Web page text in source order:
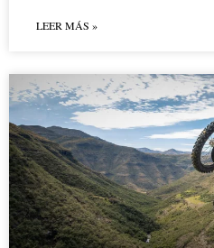
LEER MÁS »